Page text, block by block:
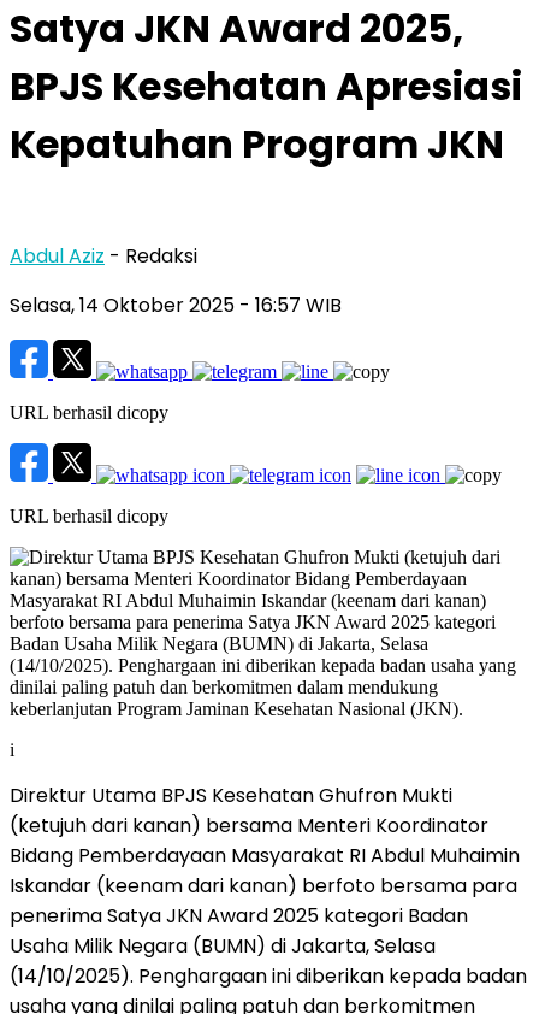
Satya JKN Award 2025,
BPJS Kesehatan Apresiasi
Kepatuhan Program JKN
Abdul Aziz - Redaksi
Selasa, 14 Oktober 2025 - 16:57 WIB
URL berhasil dicopy
URL berhasil dicopy
i
Direktur Utama BPJS Kesehatan Ghufron Mukti
(ketujuh dari kanan) bersama Menteri Koordinator
Bidang Pemberdayaan Masyarakat RI Abdul Muhaimin
Iskandar (keenam dari kanan) berfoto bersama para
penerima Satya JKN Award 2025 kategori Badan
Usaha Milik Negara (BUMN) di Jakarta, Selasa
(14/10/2025). Penghargaan ini diberikan kepada badan
usaha yang dinilai paling patuh dan berkomitmen